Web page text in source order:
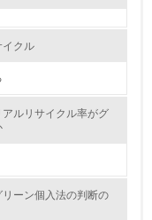
の活動に活
行うべき環
イクル
ルリサイクル率がグ
ーン個入法の判断の